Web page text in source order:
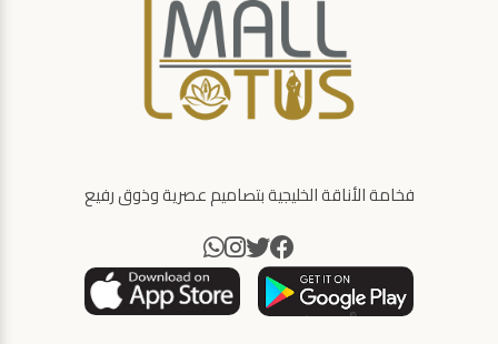
فخامة الأناقة الخليجية بتصاميم عصرية وذوق رفيع